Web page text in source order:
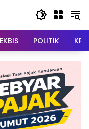
EKBIS POLITIK